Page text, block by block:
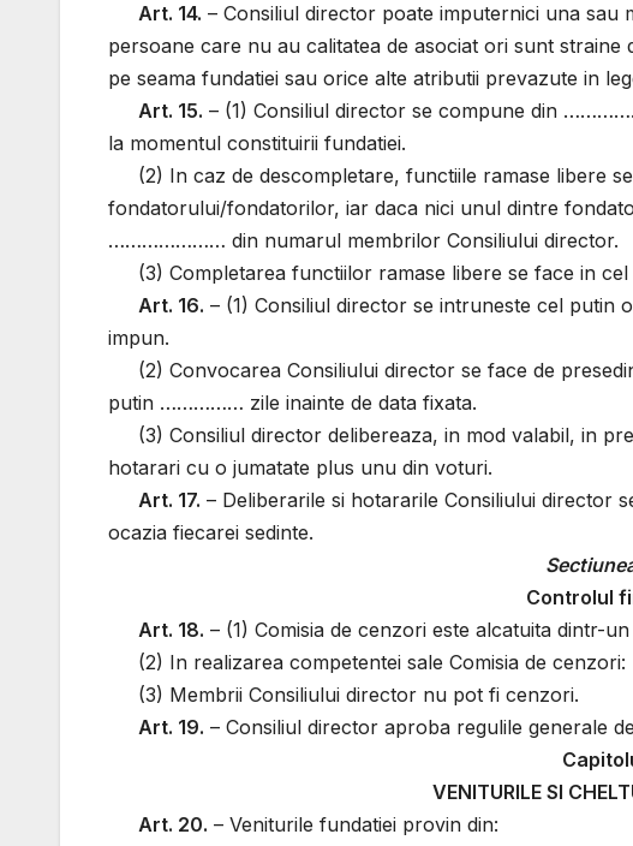
Art. 14. – Consiliul director poate imputernici una
persoane care nu au calitatea de asociat ori sunt
pe seama fundatiei sau orice alte atributii prevazute in
Art. 15. – (1) Consiliul director se compune din
la momentul constituirii fundatiei.
(2) In caz de descompletare, functiile ramase libere
fondatorului/fondatorilor, iar daca nici unul dintre
………………… din numarul membrilor Consiliului director.
(3) Completarea functiilor ramase libere se face in
Art. 16. – (1) Consiliul director se intruneste cel putin
impun.
(2) Convocarea Consiliului director se face de
putin …………… zile inainte de data fixata.
(3) Consiliul director delibereaza, in mod valabil, in
hotarari cu o jumatate plus unu din voturi.
Art. 17. – Deliberarile si hotararile Consiliului director
ocazia fiecarei sedinte.
Controlul
Art. 18. – (1) Comisia de cenzori este alcatuita dintr-
(2) In realizarea competentei sale Comisia de cenzori:
(3) Membrii Consiliului director nu pot fi cenzori.
Art. 19. – Consiliul director aproba regulile generale
VENITURILE SI
Art. 20. – Veniturile fundatiei provin din: